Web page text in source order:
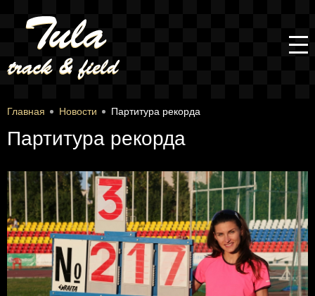
Главная Новости Партитура рекорда
Партитура рекорда